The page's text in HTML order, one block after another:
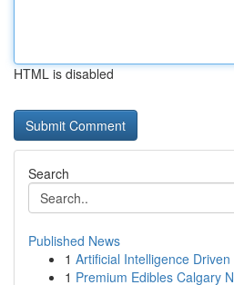
HTML is disabled
Search
Published News
1 Artificial Intelligence
1 Premium Edibles Calgary